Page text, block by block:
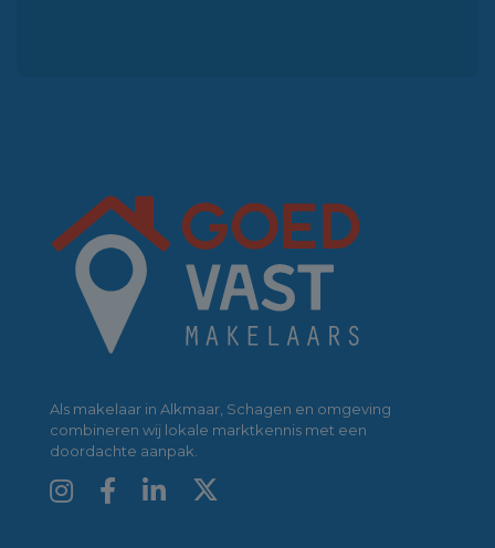
Als makelaar in Alkmaar, Schagen en omgeving
combineren wij lokale marktkennis met een
doordachte aanpak.